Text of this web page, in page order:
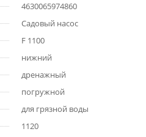
4630065974860
Садовый насос
F 1100
нижний
дренажный
погружной
для грязной воды
1120